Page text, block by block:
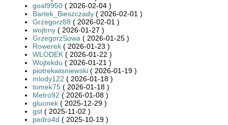
goal9950 ( 2026-02-04 )
Bartek_Bieszczady ( 2026-02-01 )
Grzegorz88 ( 2026-02-01 )
wojtrny ( 2026-01-27 )
GrzegorzSowa ( 2026-01-25 )
Rowerek ( 2026-01-23 )
WLODEK ( 2026-01-22 )
Wojtekdu ( 2026-01-21 )
piotrekwisniewski ( 2026-01-19 )
mlody122 ( 2026-01-18 )
tomek75 ( 2026-01-18 )
Metro92 ( 2026-01-08 )
gluonek ( 2025-12-29 )
gst ( 2025-11-02 )
pedro4d ( 2025-10-19 )